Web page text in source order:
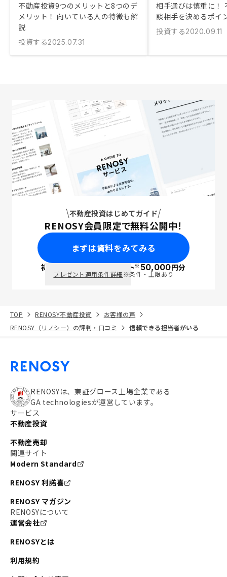
不動産投資9つのメリットと8つのデ
メリット！ 向いている人の特徴も解
説
投資する2025.07.31
相手選びは慎重に！
談相手を決めるポイ
投資する2020.09.11
不動産投資はじめてガイド
RENOSY会員限定で無料公開中！
まずは資料をみてみる
初回面談で ポイント※50,000円分
プレゼント適用条件詳細※条件・上限あり
TOP RENOSY不動産投資
お客様の声
RENOSY（リノシー）の評判・口コミ
信頼できる担当者がいる
RENOSYは、東証グロース上場企業である
GA technologiesが運営しています。
サービス
不動産投資
不動産売却
関連サイト
Modern Standard
RENOSY 利諾喜
RENOSY マガジン
RENOSYについて
運営会社
RENOSYとは
利用規約